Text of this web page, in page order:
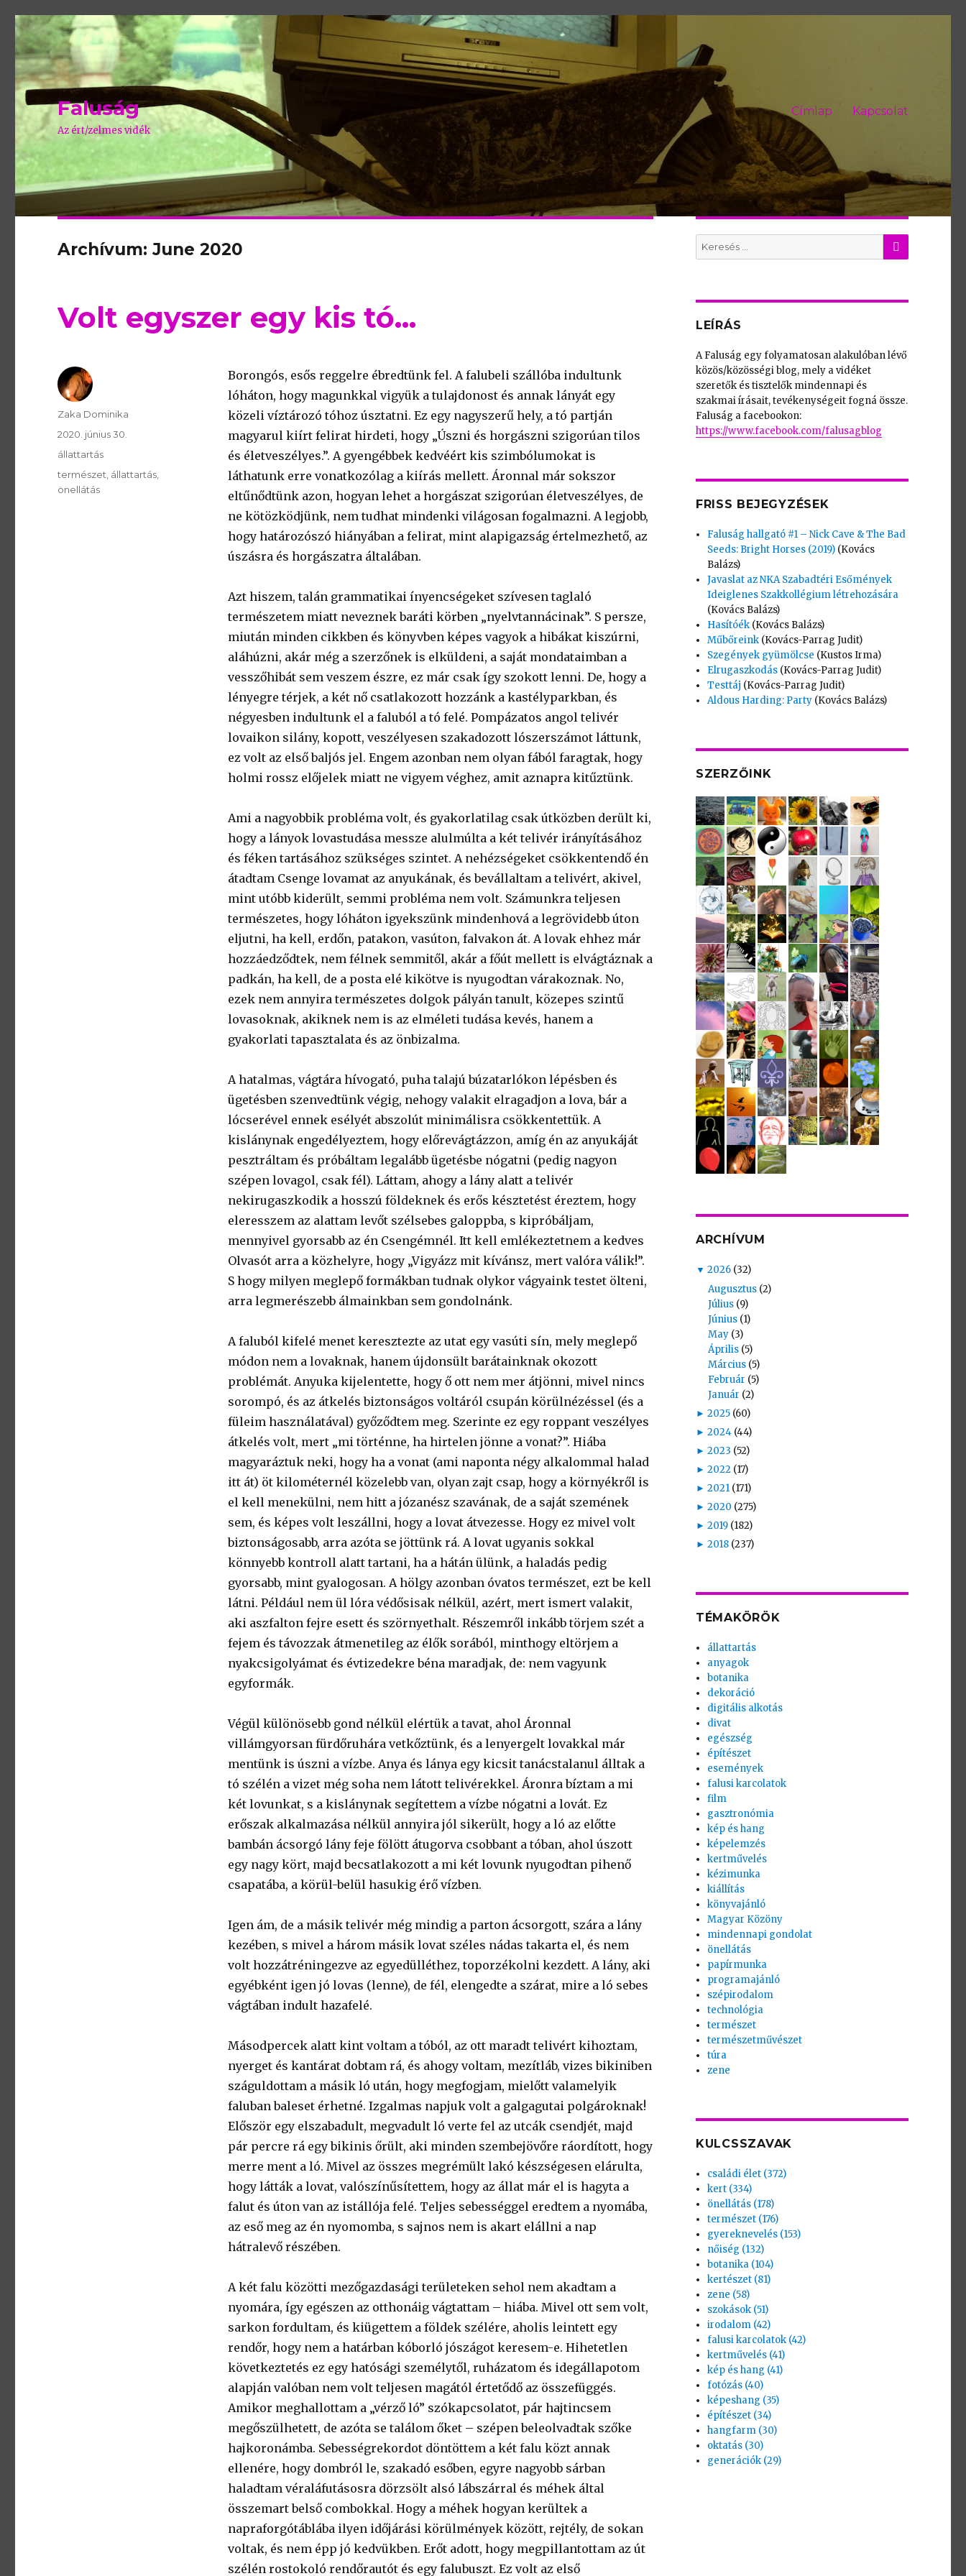
Faluság
Az ért/zelmes vidék
Címlap Kapcsolat
Archívum: June 2020
Volt egyszer egy kis tó...
Borongós, esős reggelre ébredtünk fel. A falubeli szállóba indultunk
lóháton, hogy magunkkal vigyük a tulajdonost és annak lányát egy
közeli víztározó tóhoz úsztatni. Ez egy nagyszerű hely, a tó partján
magyarul kiírt felirat hirdeti, hogy „Úszni és horgászni szigorúan tilos
és életveszélyes.”. A gyengébbek kedvéért kis szimbólumokat is
láthatunk erre vonatkozólag a kiírás mellett. Áronnal már sokszor
eltűnődtünk azon, hogyan lehet a horgászat szigorúan életveszélyes, de
ne kötözködjünk, nem tudhat mindenki világosan fogalmazni. A legjobb,
hogy határozószó hiányában a felirat, mint alapigazság értelmezhető, az
úszásra és horgászatra általában.
Azt hiszem, talán grammatikai ínyencségeket szívesen taglaló
természetem miatt neveznek baráti körben „nyelvtannácinak”. S persze,
miután minden cikkben és könyvben képes vagyok a hibákat kiszúrni,
aláhúzni, akár még a szerzőnek is elküldeni, a saját mondataimban a
vesszőhibát sem veszem észre, ez már csak így szokott lenni. De, hogy a
lényegre térjek, a két nő csatlakozott hozzánk a kastélyparkban, és
négyesben indultunk el a faluból a tó felé. Pompázatos angol telivér
lovaikon silány, kopott, veszélyesen szakadozott lószerszámot láttunk,
ez volt az első baljós jel. Engem azonban nem olyan fából faragtak, hogy
holmi rossz előjelek miatt ne vigyem véghez, amit aznapra kitűztünk.
Ami a nagyobbik probléma volt, és gyakorlatilag csak útközben derült ki,
hogy a lányok lovastudása messze alulmúlta a két telivér irányításához
és féken tartásához szükséges szintet. A nehézségeket csökkentendő én
átadtam Csenge lovamat az anyukának, és bevállaltam a telivért, akivel,
mint utóbb kiderült, semmi probléma nem volt. Számunkra teljesen
természetes, hogy lóháton igyekszünk mindenhová a legrövidebb úton
eljutni, ha kell, erdőn, patakon, vasúton, falvakon át. A lovak ehhez már
hozzáedződtek, nem félnek semmitől, akár a főút mellett is elvágtáznak a
padkán, ha kell, de a posta elé kikötve is nyugodtan várakoznak. No,
ezek nem annyira természetes dolgok pályán tanult, közepes szintű
lovasoknak, akiknek nem is az elméleti tudása kevés, hanem a
gyakorlati tapasztalata és az önbizalma.
A hatalmas, vágtára hívogató, puha talajú búzatarlókon lépésben és
ügetésben szenvedtünk végig, nehogy valakit elragadjon a lova, bár a
lócserével ennek esélyét abszolút minimálisra csökkentettük. A
kislánynak engedélyeztem, hogy előrevágtázzon, amíg én az anyukáját
pesztráltam és próbáltam legalább ügetésbe nógatni (pedig nagyon
szépen lovagol, csak fél). Láttam, ahogy a lány alatt a telivér
nekirugaszkodik a hosszú földeknek és erős késztetést éreztem, hogy
eleresszem az alattam levőt szélsebes galoppba, s kipróbáljam,
mennyivel gyorsabb az én Csengémnél. Itt kell emlékeztetnem a kedves
Olvasót arra a közhelyre, hogy „Vigyázz mit kívánsz, mert valóra válik!”.
S hogy milyen meglepő formákban tudnak olykor vágyaink testet ölteni,
arra legmerészebb álmainkban sem gondolnánk.
A faluból kifelé menet keresztezte az utat egy vasúti sín, mely meglepő
módon nem a lovaknak, hanem újdonsült barátainknak okozott
problémát. Anyuka kijelentette, hogy ő ott nem mer átjönni, mivel nincs
sorompó, és az átkelés biztonságos voltáról csupán körülnézéssel (és a
füleim használatával) győződtem meg. Szerinte ez egy roppant veszélyes
átkelés volt, mert „mi történne, ha hirtelen jönne a vonat?”. Hiába
magyaráztuk neki, hogy ha a vonat (ami naponta négy alkalommal halad
itt át) öt kilométernél közelebb van, olyan zajt csap, hogy a környékről is
el kell menekülni, nem hitt a józanész szavának, de a saját szemének
sem, és képes volt leszállni, hogy a lovat átvezesse. Hogy ez mivel volt
biztonságosabb, arra azóta se jöttünk rá. A lovat ugyanis sokkal
könnyebb kontroll alatt tartani, ha a hátán ülünk, a haladás pedig
gyorsabb, mint gyalogosan. A hölgy azonban óvatos természet, ezt be kell
látni. Például nem ül lóra védősisak nélkül, azért, mert ismert valakit,
aki aszfalton fejre esett és szörnyethalt. Részemről inkább törjem szét a
fejem és távozzak átmenetileg az élők sorából, minthogy eltörjem a
nyakcsigolyámat és évtizedekre béna maradjak, de: nem vagyunk
egyformák.
Végül különösebb gond nélkül elértük a tavat, ahol Áronnal
villámgyorsan fürdőruhára vetkőztünk, és a lenyergelt lovakkal már
mentünk is úszni a vízbe. Anya és lánya egy kicsit tanácstalanul álltak a
tó szélén a vizet még soha nem látott telivérekkel. Áronra bíztam a mi
két lovunkat, s a kislánynak segítettem a vízbe nógatni a lovát. Ez
erőszak alkalmazása nélkül annyira jól sikerült, hogy a ló az előtte
bambán ácsorgó lány feje fölött átugorva csobbant a tóban, ahol úszott
egy nagy kört, majd becsatlakozott a mi két lovunk nyugodtan pihenő
csapatába, a körül-belül hasukig érő vízben.
Igen ám, de a másik telivér még mindig a parton ácsorgott, szára a lány
kezében, s mivel a három másik lovat széles nádas takarta el, és nem
volt hozzátréningezve az egyedülléthez, toporzékolni kezdett. A lány, aki
egyébként igen jó lovas (lenne), de fél, elengedte a szárat, mire a ló sebes
vágtában indult hazafelé.
Másodpercek alatt kint voltam a tóból, az ott maradt telivért kihoztam,
nyerget és kantárat dobtam rá, és ahogy voltam, mezítláb, vizes bikiniben
száguldottam a másik ló után, hogy megfogjam, mielőtt valamelyik
faluban baleset érhetné. Izgalmas napjuk volt a galgagutai polgároknak!
Először egy elszabadult, megvadult ló verte fel az utcák csendjét, majd
pár percre rá egy bikinis őrült, aki minden szembejövőre ráordított, hogy
merre ment a ló. Mivel az összes megrémült lakó készségesen elárulta,
hogy látták a lovat, valószínűsítettem, hogy az állat már el is hagyta a
falut és úton van az istállója felé. Teljes sebességgel eredtem a nyomába,
az eső meg az én nyomomba, s sajnos nem is akart elállni a nap
hátralevő részében.
A két falu közötti mezőgazdasági területeken sehol nem akadtam a
nyomára, így egészen az otthonáig vágtattam – hiába. Mivel ott sem volt,
sarkon fordultam, és kiügettem a földek szélére, aholis leintett egy
rendőr, hogy nem a határban kóborló jószágot keresem-e. Hihetetlen
következtetés ez egy hatósági személytől, ruházatom és idegállapotom
alapján valóban nem volt teljesen magától értetődő az összefüggés.
Amikor meghallottam a „vérző ló” szókapcsolatot, pár hajtincsem
megőszülhetett, de azóta se találom őket – szépen beleolvadtak szőke
hajkoronámba. Sebességrekordot döntöttem a két falu közt annak
ellenére, hogy dombról le, szakadó esőben, egyre nagyobb sárban
haladtam véraláfutásosra dörzsölt alsó lábszárral és méhek által
összemart belső combokkal. Hogy a méhek hogyan kerültek a
napraforgótáblába ilyen időjárási körülmények között, rejtély, de sokan
voltak, és nem épp jó kedvükben. Erőt adott, hogy megpillantottam az út
szélén rostokoló rendőrautót és egy falubuszt. Ez volt az első
Szerző
Zaka Dominika
Publikálva
2020. június 30.
Témakör
állattartás
Kulcsszavak
természet állattartás
önellátás
Search
for:
KERES
LEÍRÁS
A Faluság egy folyamatosan alakulóban lévő
közös/közösségi blog, mely a vidéket
szeretők és tisztelők mindennapi és
szakmai írásait, tevékenységeit fogná össze.
Faluság a facebookon:
https://www.facebook.com/falusagblog
FRISS BEJEGYZÉSEK
Faluság hallgató #1 – Nick Cave & The Bad
Seeds: Bright Horses (2019) (Kovács
Balázs)
Javaslat az NKA Szabadtéri Esőmények
Ideiglenes Szakkollégium létrehozására
(Kovács Balázs)
Hasítóék (Kovács Balázs)
Műbőreink (Kovács-Parrag Judit)
Szegények gyümölcse (Kustos Irma)
Elrugaszkodás (Kovács-Parrag Judit)
Testtáj (Kovács-Parrag Judit)
Aldous Harding: Party (Kovács Balázs)
SZERZŐINK
ARCHÍVUM
▼ 2026 (32)
Augusztus (2)
Július (9)
Június (1)
May (3)
Április (5)
Március (5)
Február (5)
Január (2)
► 2025 (60)
► 2024 (44)
► 2023 (52)
► 2022 (17)
► 2021 (171)
► 2020 (275)
► 2019 (182)
► 2018 (237)
TÉMAKÖRÖK
állattartás
anyagok
botanika
dekoráció
digitális alkotás
divat
egészség
építészet
események
falusi karcolatok
film
gasztronómia
kép és hang
képelemzés
kertművelés
kézimunka
kiállítás
könyvajánló
Magyar Közöny
mindennapi gondolat
önellátás
papírmunka
programajánló
szépirodalom
technológia
természet
természetművészet
túra
zene
KULCSSZAVAK
családi élet (372)
kert (334)
önellátás (178)
természet (176)
gyereknevelés (153)
nőiség (132)
botanika (104)
kertészet (81)
zene (58)
szokások (51)
irodalom (42)
falusi karcolatok (42)
kertművelés (41)
kép és hang (41)
fotózás (40)
képeshang (35)
építészet (34)
hangfarm (30)
oktatás (30)
generációk (29)